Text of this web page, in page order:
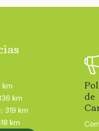
km
km
319 km
km
de